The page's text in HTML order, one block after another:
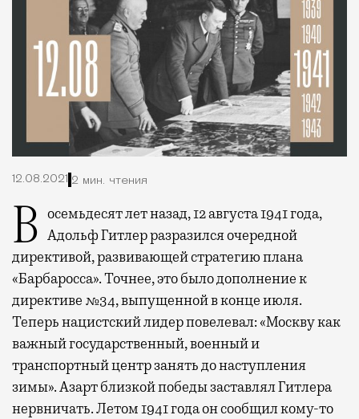
12.08.2021 2 мин. чтения
Восемьдесят лет назад, 12 августа 1941 года, Адольф Гитлер разразился очередной
директивой, развивающей стратегию плана
«Барбаросса». Точнее, это было дополнение к
директиве №34, выпущенной в конце июля.
Теперь нацистский лидер повелевал: «Москву как
важный государственный, военный и
транспортный центр занять до наступления
зимы».Азарт близкой победы заставлял Гитлера
нервничать. Летом 1941 года он сообщил кому-то